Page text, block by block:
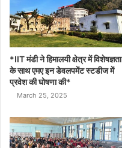
*IIT मंडी ने हिमालयी क्षेत्र में विशेषज्ञता
के साथ एमए इन डेवलपमेंट स्टडीज में
प्रवेश की घोषणा की*
March 25, 2025